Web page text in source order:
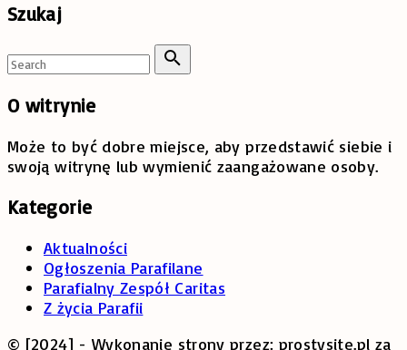
Szukaj
Search
Search
for:
O witrynie
Może to być dobre miejsce, aby przedstawić siebie i
swoją witrynę lub wymienić zaangażowane osoby.
Kategorie
Aktualności
Ogłoszenia Parafilane
Parafialny Zespół Caritas
Z życia Parafii
© [2024] - Wykonanie strony przez: prostysite.pl za